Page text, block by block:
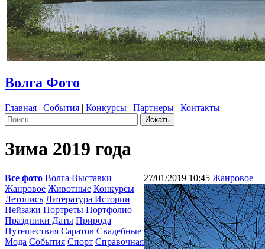
Волга Фото
Главная | События | Конкурсы | Партнеры | Контакты
Зима 2019 года
Все фото Волга Выставки
Жанровое Животные Конкурсы
Летопись Литература Истории
Пейзажи Портреты Портфолио
Праздники Даты Природа
Путешествия Саратов Свадебные
Мода События Спорт Справочная
27/01/2019 10:45 Жанровое